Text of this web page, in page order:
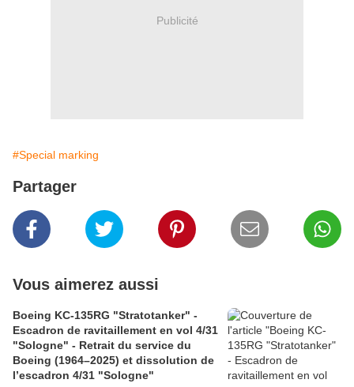
Publicité
#Special marking
Partager
Vous aimerez aussi
Boeing KC-135RG "Stratotanker" -
Escadron de ravitaillement en vol 4/31
"Sologne" - Retrait du service du
Boeing (1964–2025) et dissolution de
l’escadron 4/31 "Sologne"